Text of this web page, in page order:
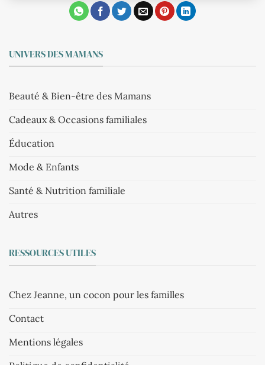
UNIVERS DES MAMANS
Beauté & Bien-être des Mamans
Cadeaux & Occasions familiales
Éducation
Mode & Enfants
Santé & Nutrition familiale
Autres
RESSOURCES UTILES
Chez Jeanne, un cocon pour les familles
Contact
Mentions légales